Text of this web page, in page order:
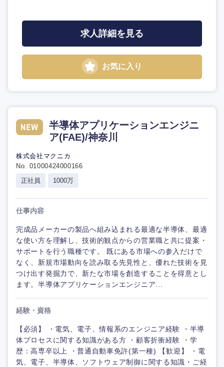
求人詳細を見る
お気に入り
半導体アプリケーションエンジニ
ア(FAE)/神奈川
株式会社マクニカ
No. 01000424000166
正社員
1000万
仕事内容
完成品メーカーの製品へ組み込まれる最適な半導体、最適
な使い方を理解し、技術的観点からの営業職と共に提案・
サポートを行う職種です。 既にある市場への参入だけで
なく、新規市場動向を読み取る先見性と、優れた技術を見
つけ出す発掘力で、新たな市場を創造することを得意とし
ます。半導体アプリケーションエンジニア...
経験・資格
【必須】 ・電気、電子、情報系のエンジニア経験 ・半導
体プロセスに関する知識がある方 ・顧客折衝経験 ・学
歴：高専卒以上 ・普通自動車免許(第一種) 【歓迎】 ・電
気、電子、半導体、ソフトウェア制御に関する知識・ご経